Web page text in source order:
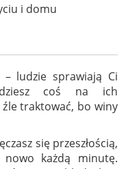
i domu
ludzie sprawiają Ci
coś na ich
traktować, bo winy
się przeszłością,
nowo każdą minutę.